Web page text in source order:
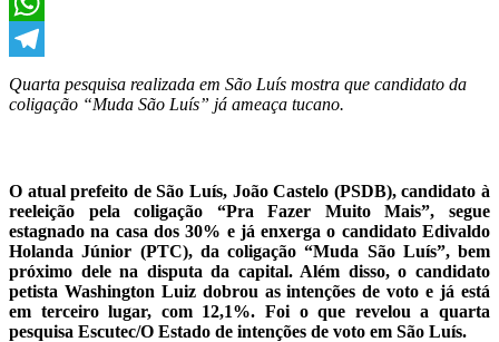
WhatsApp
Telegram
Quarta pesquisa realizada em São Luís mostra que candidato da
coligação “Muda São Luís” já ameaça tucano.
O atual prefeito de São Luís, João Castelo (PSDB), candidato à
reeleição pela coligação “Pra Fazer Muito Mais”, segue
estagnado na casa dos 30% e já enxerga o candidato Edivaldo
Holanda Júnior (PTC), da coligação “Muda São Luís”, bem
próximo dele na disputa da capital. Além disso, o candidato
petista Washington Luiz dobrou as intenções de voto e já está
em terceiro lugar, com 12,1%. Foi o que revelou a quarta
pesquisa Escutec/O Estado de intenções de voto em São Luís.